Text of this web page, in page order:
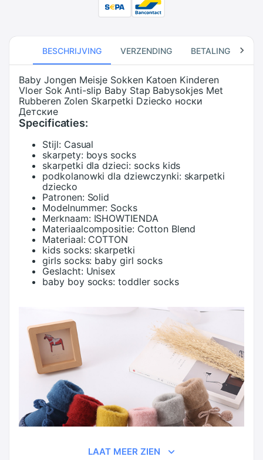
BESCHRIJVING VERZENDING BETALING
Baby Jongen Meisje Sokken Katoen Kinderen
Vloer Sok Anti-slip Baby Stap Babysokjes Met
Rubberen Zolen Skarpetki Dziecko носки
Детские
Specificaties:
Stijl: Casual
skarpety: boys socks
skarpetki dla dzieci: socks kids
podkolanowki dla dziewczynki: skarpetki
dziecko
Patronen: Solid
Modelnummer: Socks
Merknaam: ISHOWTIENDA
Materiaalcompositie: Cotton Blend
Materiaal: COTTON
kids socks: skarpetki
girls socks: baby girl socks
Geslacht: Unisex
baby boy socks: toddler socks
LAAT MEER ZIEN